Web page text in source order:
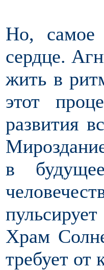
Но, самое
сердце.
жить в
этот
развития
в
Храм
требует